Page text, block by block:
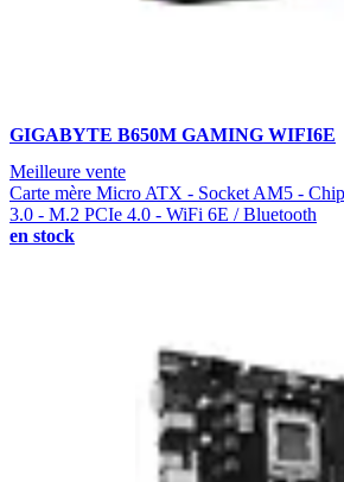
GIGABYTE B650M GAMING WIFI6E
Meilleure vente
Carte mère Micro ATX - Socket AM5 -
3.0 - M.2 PCIe 4.0 - WiFi 6E / Bluetooth
en stock